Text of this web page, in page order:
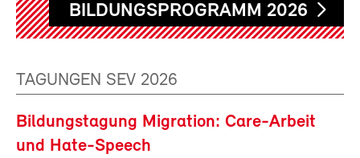
BILDUNGSPROGRAMM 2026
TAGUNGEN SEV 2026
Bildungstagung Migration: Care-Arbeit
und Hate-Speech